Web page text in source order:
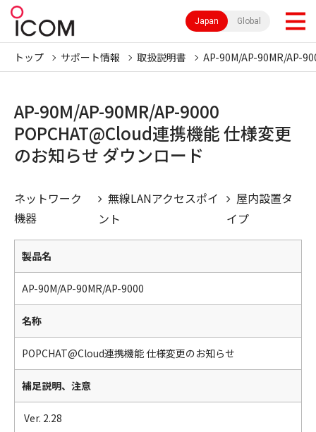
Japan Global
トップ サポート情報 取扱説明書 AP-90M/AP-90MR/AP-
AP-90M/AP-90MR/AP-9000
POPCHAT@Cloud連携機能 仕様変更
のお知らせ ダウンロード
ネットワーク
機器
無線LANアクセスポイ
ント
屋内設置タ
イプ
製品名
AP-90M/AP-90MR/AP-9000
名称
POPCHAT@Cloud連携機能 仕様変更のお知らせ
補足説明、注意
Ver. 2.28